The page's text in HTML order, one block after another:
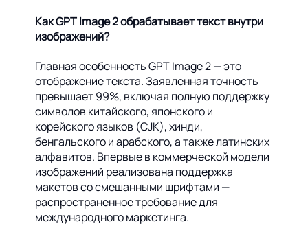
Как GPT Image 2 обрабатывает текст внутри
изображений?
Главная особенность GPT Image 2 — это
отображение текста. Заявленная точность
превышает 99%, включая полную поддержку
символов китайского, японского и
корейского языков (CJK), хинди,
бенгальского и арабского, а также латинских
алфавитов. Впервые в коммерческой модели
изображений реализована поддержка
макетов со смешанными шрифтами —
распространенное требование для
международного маркетинга.